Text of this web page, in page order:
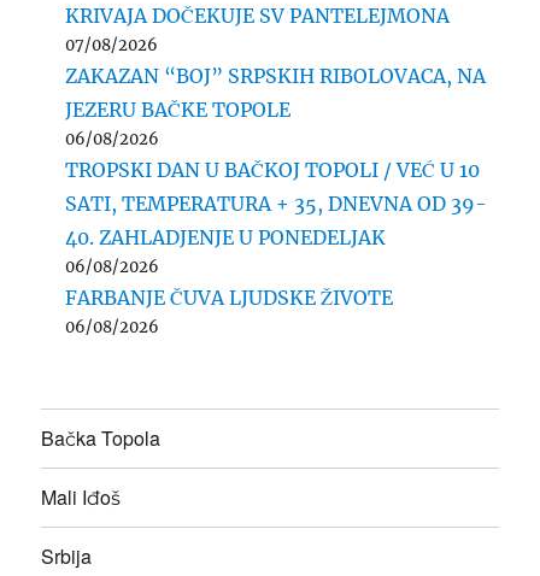
Kokai
zbog
službenog
položaja
KRIVAJA DOČEKUJE SV PANTELEJMONA
07/08/2026
ZAKAZAN “BOJ” SRPSKIH RIBOLOVACA, NA
JEZERU BAČKE TOPOLE
06/08/2026
TROPSKI DAN U BAČKOJ TOPOLI / VEĆ U 10
SATI, TEMPERATURA + 35, DNEVNA OD 39-
40. ZAHLADJENJE U PONEDELJAK
06/08/2026
FARBANJE ČUVA LJUDSKE ŽIVOTE
06/08/2026
Bačka Topola
Mali Iđoš
Srbija